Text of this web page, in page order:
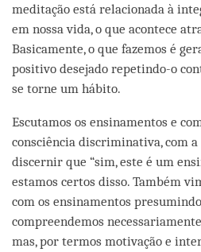
meditação está relacionada à
em nossa vida, o que acontece
Basicamente, o que fazemos é
positivo desejado repetindo-o
se torne um hábito.
Escutamos os ensinamentos e
consciência discriminativa, com a
discernir que “sim, este é um
estamos certos disso. Também
com os ensinamentos
compreendemos
mas, por termos motivação e